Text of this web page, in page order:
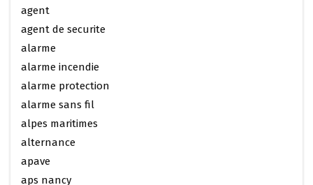
agent
agent de securite
alarme
alarme incendie
alarme protection
alarme sans fil
alpes maritimes
alternance
apave
aps nancy